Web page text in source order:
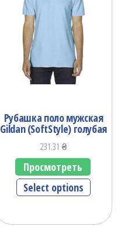
Рубашка поло мужская
Gildan (SoftStyle) голубая
231.31₴
Просмотреть
Select options